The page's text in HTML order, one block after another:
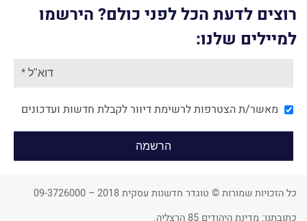
רוצים לדעת הכל לפני כולם? הירשמו
למיילים שלנו:
מאשר/ת הצטרפות לרשימת דיוור לקבלת חדשות ועדכונים
כל הזכויות שמורות © טוגדר חדשנות עסקית 2018 – 09-3726000
כתובתנו: מדינת היהודים 85 הרצליה.